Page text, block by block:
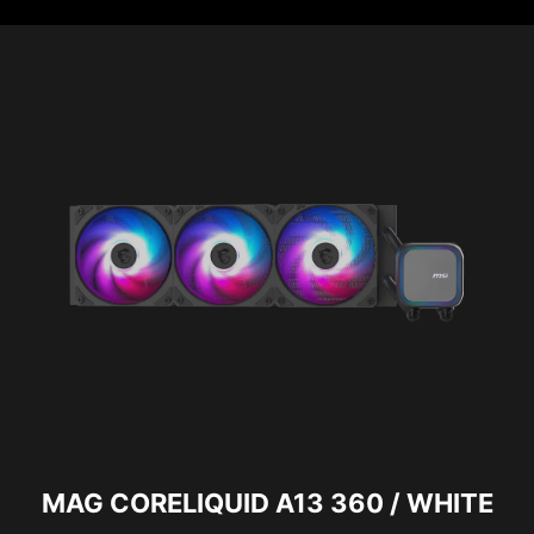
MAG CORELIQUID A13 360 / WHITE